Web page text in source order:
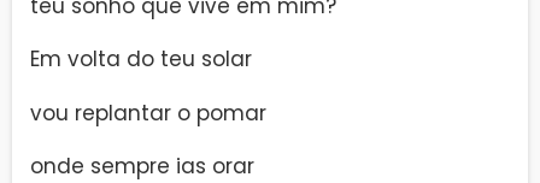
teu sonho que vive em mim?
Em volta do teu solar
vou replantar o pomar
onde sempre ias orar